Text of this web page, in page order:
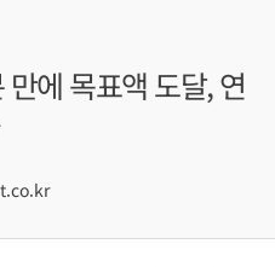
에 목표액 도달, 연